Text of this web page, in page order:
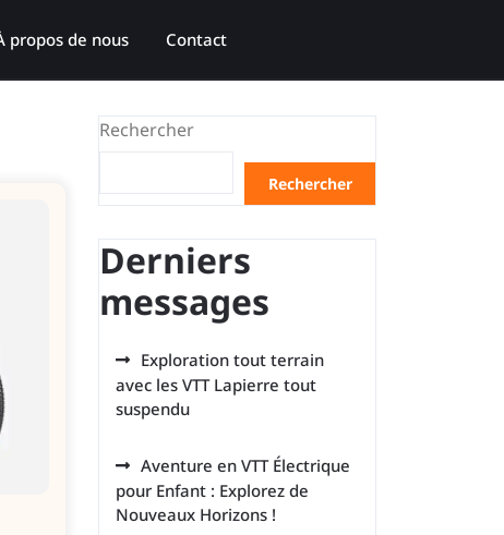
propos de nous Contact
Rechercher
Rechercher
Derniers
messages
Exploration tout terrain
avec les VTT Lapierre tout
suspendu
Aventure en VTT Électrique
pour Enfant : Explorez de
Nouveaux Horizons !